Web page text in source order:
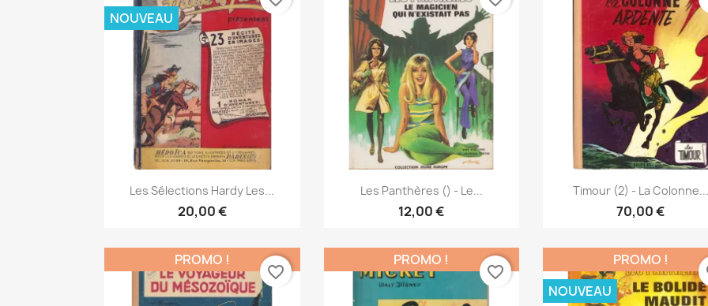
Aperçu rapide
Les Sélections Hardy Les...
20,00 €
NOUVEAU
Aperçu rapide
Les Panthères () - Le...
12,00 €
Aperçu rapide
Timour (2) - La Colonne...
70,00 €
PROMO !
favorite_border
PROMO !
favorite_border
PROMO !
NOUVEAU